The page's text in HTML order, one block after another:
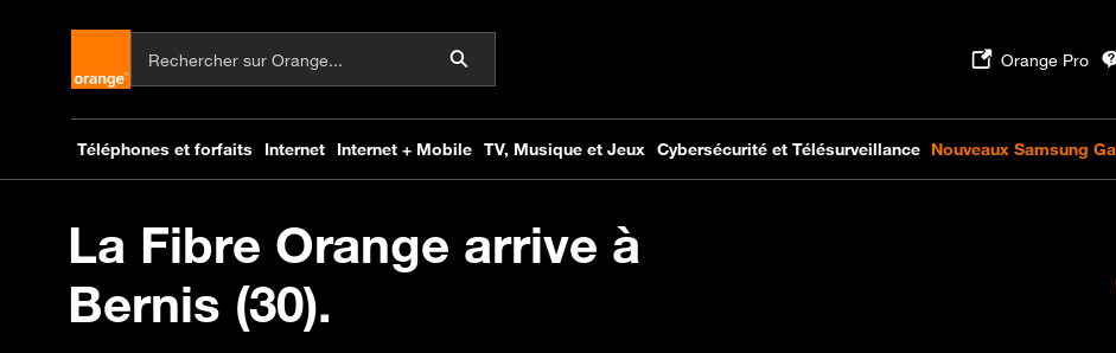
La Fibre Orange arrive à
Bernis (30).